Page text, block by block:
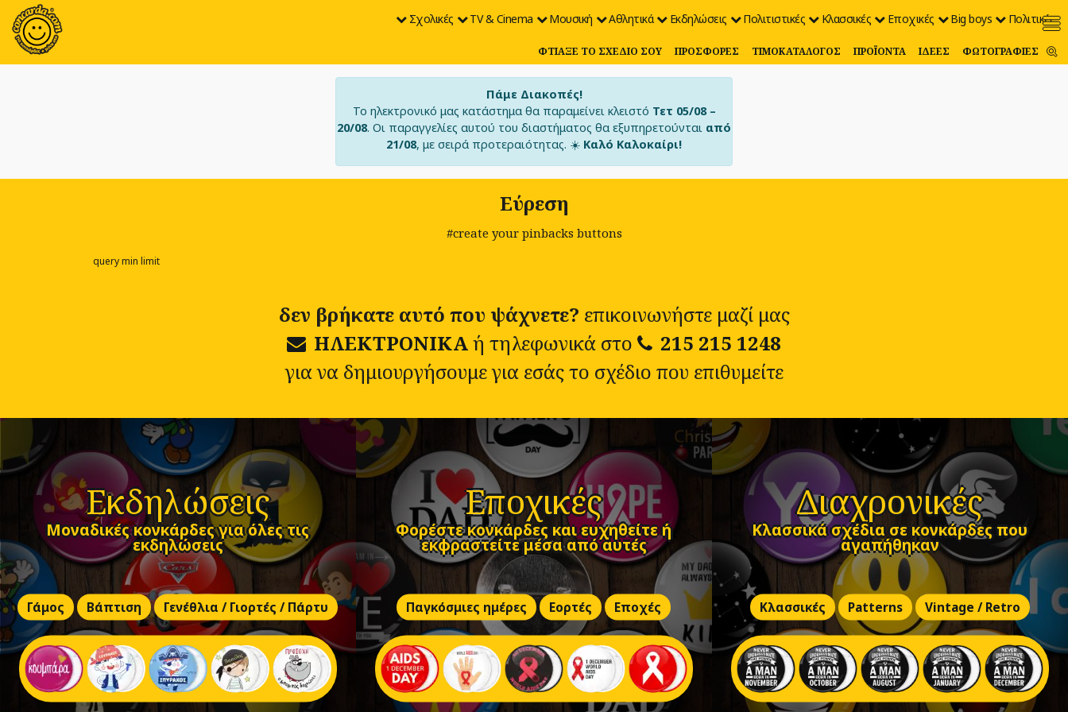
Σχολικές TV & Cinema Μουσική Αθλητικά Εκδηλώσεις Πολιτιστικές Κλασσικές Εποχικές Big boys Πολιτικές
ΦΤΙΆΞΕ ΤΟ ΣΧΈΔΙΟ ΣΟΥ ΠΡΟΣΦΟΡΈΣ ΤΙΜΟΚΑΤΆΛΟΓΟΣ ΠΡΟΪΌΝΤΑ ΙΔΈΕΣ ΦΩΤΟΓΡΑΦΊΕΣ
Πάμε Διακοπές!
Το ηλεκτρονικό μας κατάστημα θα παραμείνει κλειστό Τετ 05/08 –
20/08. Οι παραγγελίες αυτού του διαστήματος θα εξυπηρετούνται από
21/08, με σειρά προτεραιότητας. ☀️ Καλό Καλοκαίρι!
Εύρεση
#create your pinbacks buttons
query min limit
δεν βρήκατε αυτό που ψάχνετε? επικοινωνήστε μαζί μας
ΗΛΕΚΤΡΟΝΙΚΑή τηλεφωνικά στο
215 215 1248
για να δημιουργήσουμε για εσάς το σχέδιο που επιθυμείτε
Εκδηλώσεις
Μοναδικές κονκάρδες για όλες τις
εκδηλώσεις
Γάμος Βάπτιση Γενέθλια / Γιορτές / Πάρτυ
Εποχικές
Φορέστε κονκάρδες και ευχηθείτε ή
εκφραστείτε μέσα από αυτές
Παγκόσμιες ημέρες Εορτές Εποχές
Διαχρονικές
Κλασσικά σχέδια σε κονκάρδες που
αγαπήθηκαν
Κλασσικές Patterns Vintage / Retro